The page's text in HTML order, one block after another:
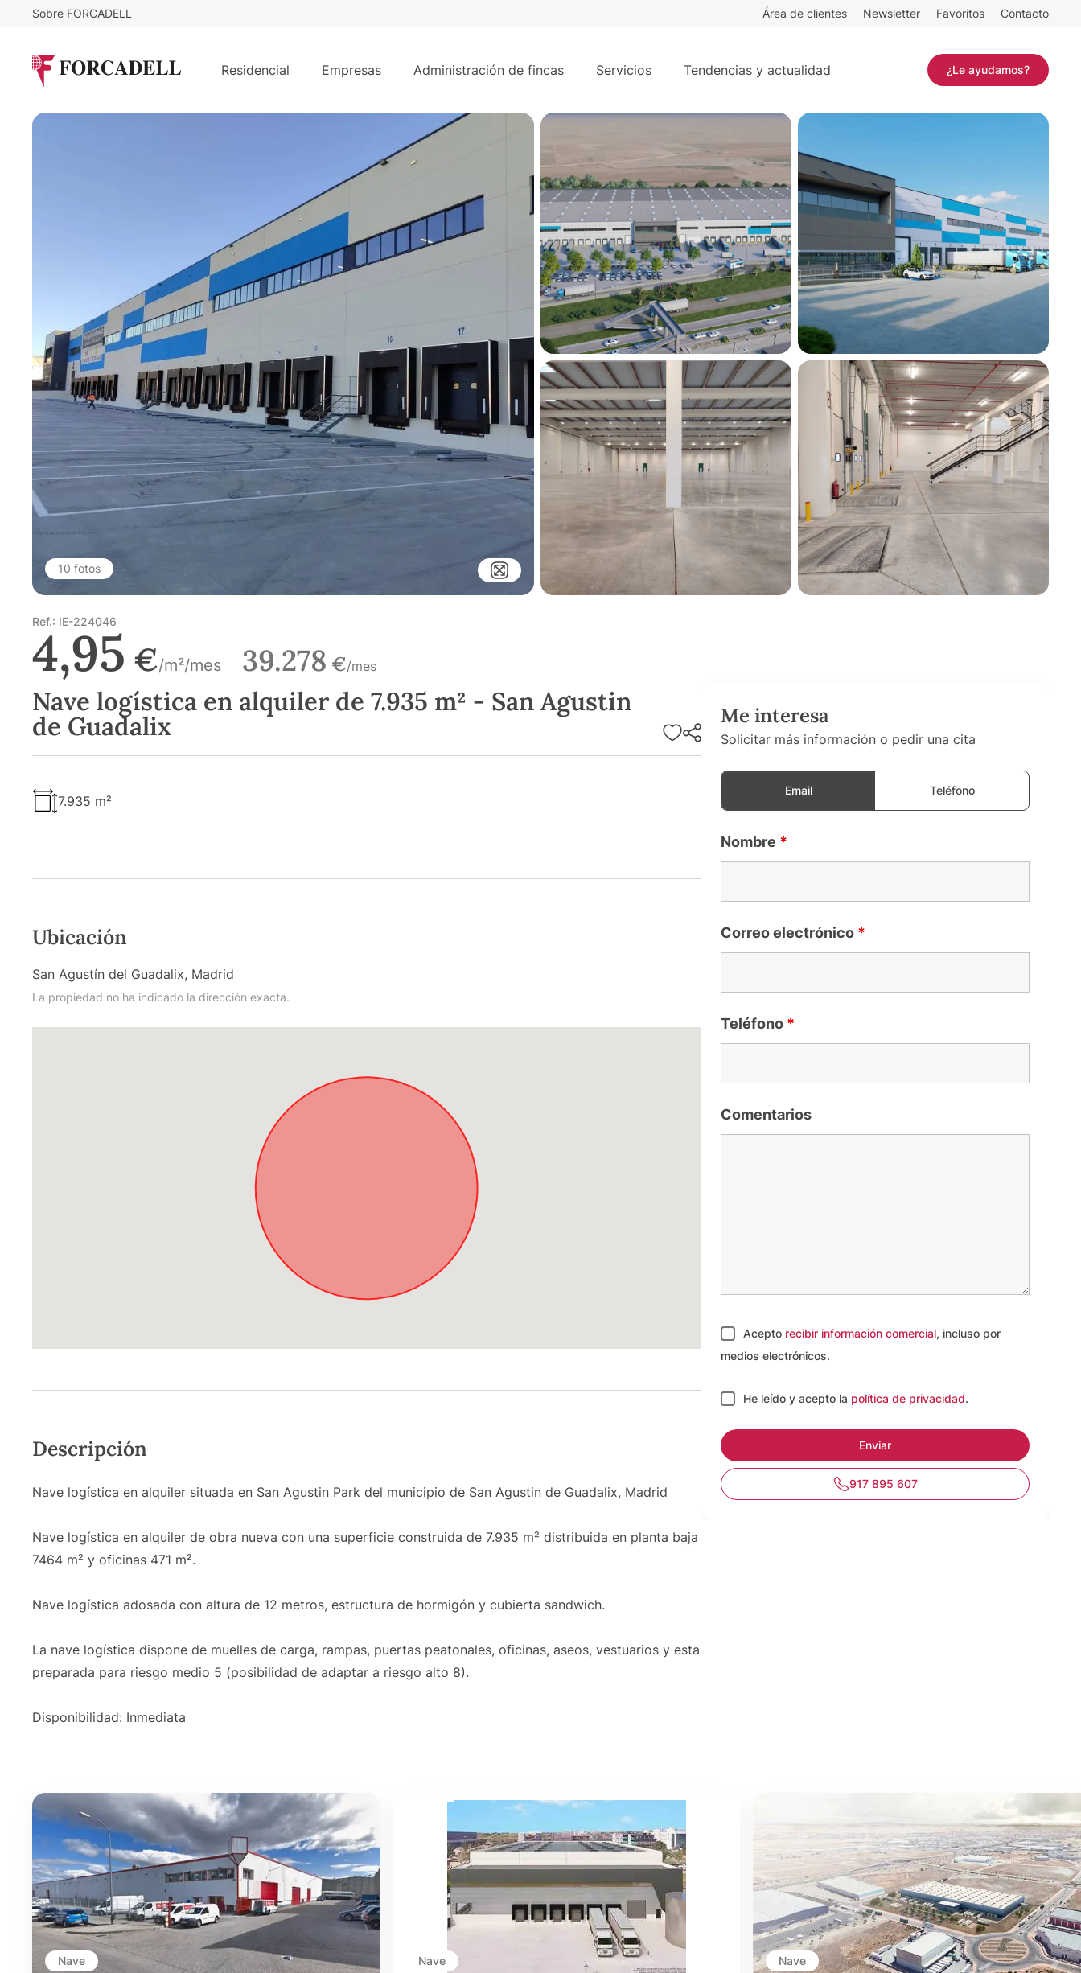
Sobre FORCADELL Área de clientes Newsletter Favoritos Contacto
Residencial Empresas Administración de fincas Servicios Tendencias y actualidad ¿Le ayudamos?
Nave logística en alquiler de 7.935 m² - San Agustin de Guadalix
10 fotos
Ref.: IE-224046
4,95 €/m²/mes 39.278 €/mes
Nave logística en alquiler de 7.935 m² - San Agustin
de Guadalix
7.935 m²
Ubicación
San Agustín del Guadalix, Madrid
La propiedad no ha indicado la dirección exacta.
Descripción
Nave logística en alquiler situada en San Agustin Park del municipio de San Agustin de Guadalix, Madrid
Nave logística en alquiler de obra nueva con una superficie construida de 7.935 m² distribuida en planta baja
7464 m² y oficinas 471 m².
Nave logística adosada con altura de 12 metros, estructura de hormigón y cubierta sandwich.
La nave logística dispone de muelles de carga, rampas, puertas peatonales, oficinas, aseos, vestuarios y esta
preparada para riesgo medio 5 (posibilidad de adaptar a riesgo alto 8).
Disponibilidad: Inmediata
Me interesa
Solicitar más información o pedir una cita
Email Teléfono
Nombre *
Correo electrónico *
Teléfono *
Comentarios
Acepto recibir información comercial, incluso por
medios electrónicos.
He leído y acepto la política de privacidad.
917 895 607
Nave Nave Nave